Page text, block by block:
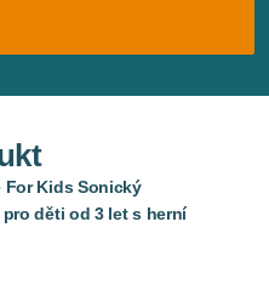
For Kids Sonický
pro děti od 3 let s herní